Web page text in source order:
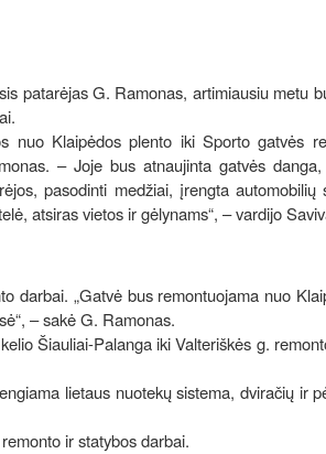
patarėjas G. Ramonas, artimiausiu metu
Klaipėdos plento iki Sporto gatvės
– Joje bus atnaujinta gatvės danga,
pasodinti medžiai, įrengta automobilių
atsiras vietos ir gėlynams“, – vardijo
darbai. „Gatvė bus remontuojama nuo
– sakė G. Ramonas.
Šiauliai-Palanga iki Valteriškės g.
lietaus nuotekų sistema, dviračių ir
ir statybos darbai.